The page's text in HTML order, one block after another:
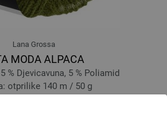
Lana Grossa
MODA ALPACA
% Djevicavuna, 5 % Poliamid
otprilike 140 m / 50 g